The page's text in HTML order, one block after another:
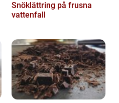
Snöklättring på frusna
vattenfall